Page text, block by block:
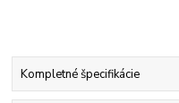
Kompletné špecifikácie